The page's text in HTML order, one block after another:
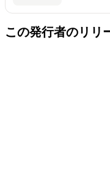
この発行者のリリ